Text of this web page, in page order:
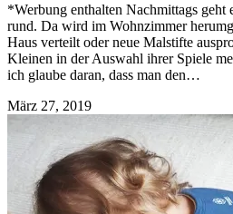
*Werbung enthalten Nachmittags geht
rund. Da wird im Wohnzimmer
Haus verteilt oder neue Malstifte
Kleinen in der Auswahl ihrer Spiele
ich glaube daran, dass man den…
März 27, 2019